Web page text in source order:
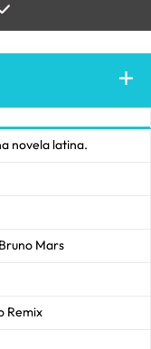
novela latina.
Mars
Remix